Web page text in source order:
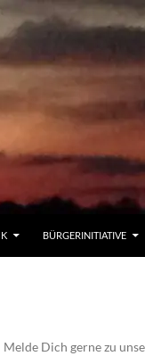
BÜRGERINITIATIVE
Melde Dich gerne zu